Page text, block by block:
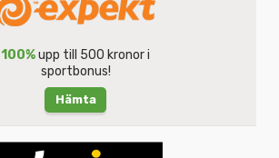
100%upp till 500 kronor i
sportbonus!
Hämta